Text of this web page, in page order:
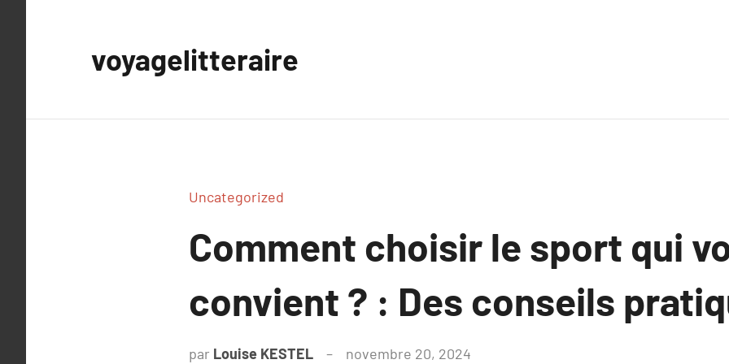
voyagelitteraire
Uncategorized
Comment choisir le sport qui
convient ? : Des conseils
par Louise KESTEL novembre 20, 2024